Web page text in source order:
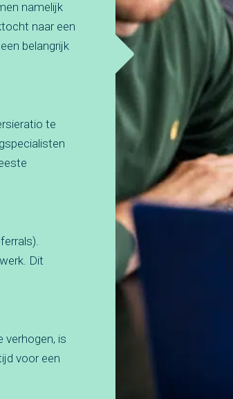
namelijk
naar een
belangrijk
te
Dit
verhogen, is
voor een